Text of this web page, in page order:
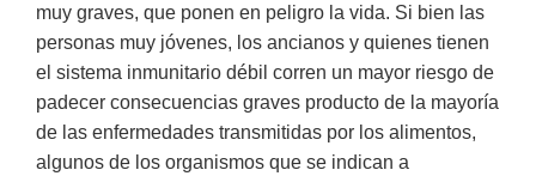
muy graves, que ponen en peligro la vida. Si bien las
personas muy jóvenes, los ancianos y quienes tienen
el sistema inmunitario débil corren un mayor riesgo de
padecer consecuencias graves producto de la mayoría
de las enfermedades transmitidas por los alimentos,
algunos de los organismos que se indican a